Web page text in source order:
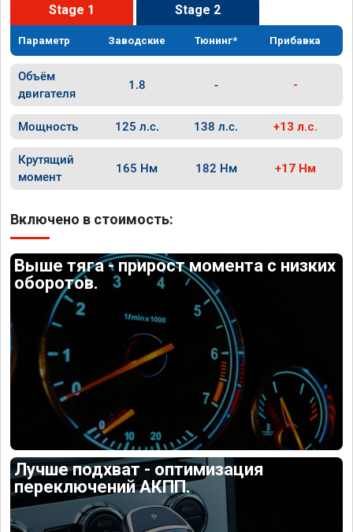
Stage 1 Stage 2
Параметр Заводские Тюнинг* Прибавка
Объём
двигателя
1.8 - -
Мощность 125 л.с. 138 л.с. +13 л.с.
Крутящий
момент
165 Нм 182 Нм +17 Нм
Включено в стоимость:
Выше тяга - прирост момента с низких
оборотов.
Лучше подхват - оптимизация
переключений АКПП.